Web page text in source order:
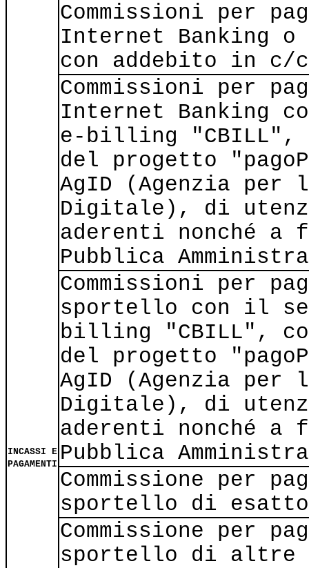
INCASSI E
PAGAMENTI
Commissioni per
Internet Banking
con addebito in c/c
Commissioni per
Internet Banking
e-billing "CBILL",
del progetto
AgID (Agenzia
Digitale), di
aderenti nonché a
Pubblica
Commissioni per
sportello con il
billing "CBILL",
del progetto
AgID (Agenzia
Digitale), di
aderenti nonché a
Pubblica
Commissione per
sportello di
Commissione per
sportello di altre